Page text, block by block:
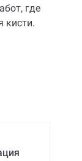
где
кисти.